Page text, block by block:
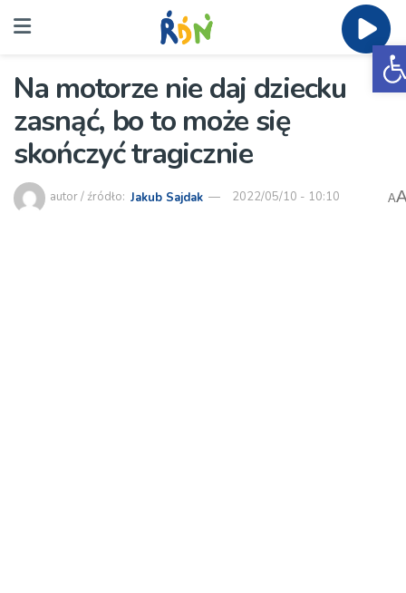
Na motorze nie daj dziecku
zasnąć, bo to może się
skończyć tragicznie
autor / źródło: Jakub Sajdak 2022/05/10 - 10:10 A